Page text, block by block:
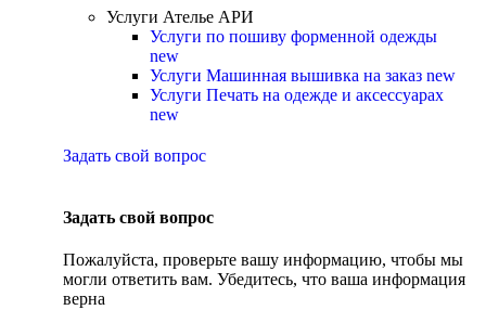
Услуги Ателье АРИ
Услуги по пошиву форменной одежды
new
Услуги Машинная вышивка на заказ new
Услуги Печать на одежде и аксессуарах
new
Задать свой вопрос
Задать свой вопрос
Пожалуйста, проверьте вашу информацию, чтобы мы
могли ответить вам. Убедитесь, что ваша информация
верна